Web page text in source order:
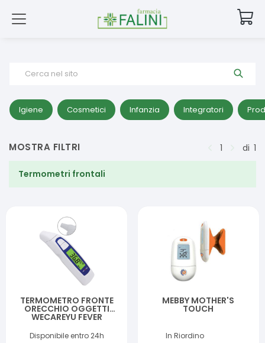
Cerca nel sito
Igiene Cosmetici Infanzia Integratori
MOSTRA FILTRI 1 di 1
Termometri frontali
TERMOMETRO FRONTE
ORECCHIO OGGETTI
WECAREYU FEVER
Disponibile entro 24h
MEBBY MOTHER'S
TOUCH
In Riordino